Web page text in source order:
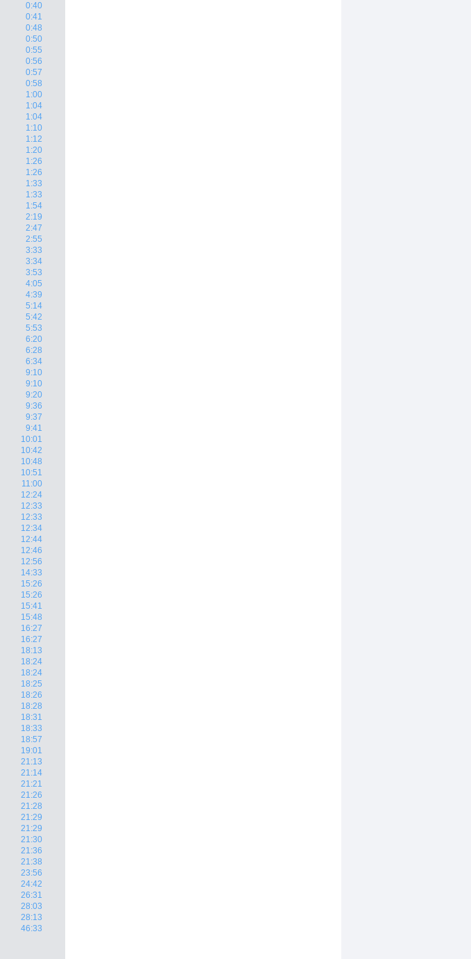
0:40
0:41
0:48
0:50
0:55
0:56
0:57
0:58
1:00
1:04
1:04
1:10
1:12
1:20
1:26
1:26
1:33
1:33
1:54
2:19
2:47
2:55
3:33
3:34
3:53
4:05
4:39
5:14
5:42
5:53
6:20
6:28
6:34
9:10
9:10
9:20
9:36
9:37
9:41
10:01
10:42
10:48
10:51
11:00
12:24
12:33
12:33
12:34
12:44
12:46
12:56
14:33
15:26
15:26
15:41
15:48
16:27
16:27
18:13
18:24
18:24
18:25
18:26
18:28
18:31
18:33
18:57
19:01
21:13
21:14
21:21
21:26
21:28
21:29
21:29
21:30
21:36
21:38
23:56
24:42
26:31
28:03
28:13
46:33